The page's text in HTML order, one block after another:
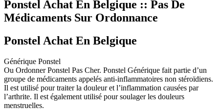
Ponstel Achat En Belgique :: Pas De
Médicaments Sur Ordonnance
Ponstel Achat En Belgique
Générique Ponstel
Ou Ordonner Ponstel Pas Cher. Ponstel Générique fait partie d’un
groupe de médicaments appelés anti-inflammatoires non stéroïdiens.
Il est utilisé pour traiter la douleur et l’inflammation causées par
l’arthrite. Il est également utilisé pour soulager les douleurs
menstruelles.